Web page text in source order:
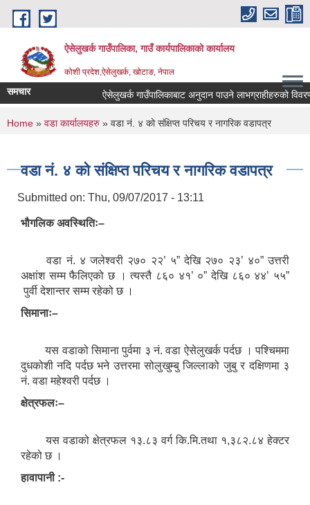
Skip to main content
ऐसेलुखर्क गाउँपालिका, गाउँ कार्यपालिकाको कार्यालय
कोशी प्रदेश,ऐसेलुखर्क, खोटाङ, नेपाल
समचार ऐसेलुखर्क गाउँपालिकाबाट अनुदान पाउने लाभग्राहीहरुको विवरण ।
You are here
Home » वडा कार्यालयहरु » वडा नं. ४ को संक्षिप्त परिचय र नागरिक वडापत्र
वडा नं. ४ को संक्षिप्त परिचय र नागरिक वडापत्र
Submitted on: Thu, 09/07/2017 - 13:11
भौगलिक अवस्थितिः–
वडा नं. ४ जलेश्वरी २७० २२’ ५” देखि २७० २३’ ४०” उत्तरी
अक्षांश सम्म फैलिएको छ । त्यस्तै ८६० ४१’ ०” देखि ८६० ४४’ ५५”
पुर्वी देशान्तर सम्म रहेको छ ।
सिमानाः–
यस वडाको सिमाना पुर्वमा ३ नं. वडा ऐसेलुखर्क पर्दछ । पश्चिममा
दुधकोशी नदि पर्दछ भने उत्तरमा सोलुखुम्बु जिल्लाको जुबु र दक्षिणमा ३
नं. वडा महेश्वरी पर्दछ ।
क्षेत्रफलः–
यस वडाको क्षेत्रफल १३.८३ वर्ग कि.मि.तथा १,३८२.८४ हेक्टर
रहेको छ ।
हावापानी :-